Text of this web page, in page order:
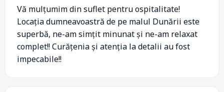
Vă mulțumim din suflet pentru ospitalitate!
Locația dumneavoastră de pe malul Dunării este
superbă, ne-am simțit minunat și ne-am relaxat
complet!! Curățenia și atenția la detalii au fost
impecabile!!